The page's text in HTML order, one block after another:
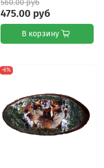
560.00 руб
475.00 руб
В корзину
-6%